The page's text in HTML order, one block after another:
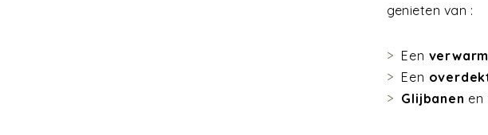
genieten van :
Een
Een
Glijbanen en